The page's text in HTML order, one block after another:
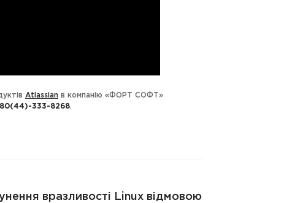
Atlassian в компанію «ФОРТ СОФТ»
333-8268.
вразливості Linux відмовою